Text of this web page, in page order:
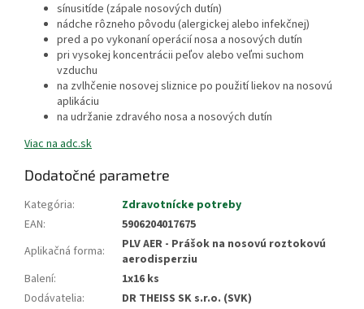
sínusitíde (zápale nosových dutín)
nádche rôzneho pôvodu (alergickej alebo infekčnej)
pred a po vykonaní operácií nosa a nosových dutín
pri vysokej koncentrácii peľov alebo veľmi suchom
vzduchu
na zvlhčenie nosovej sliznice po použití liekov na nosovú
aplikáciu
na udržanie zdravého nosa a nosových dutín
Viac na adc.sk
Dodatočné parametre
Kategória:
Zdravotnícke potreby
EAN:
5906204017675
Aplikačná forma:
PLV AER - Prášok na nosovú roztokovú
aerodisperziu
Balení:
1x16 ks
Dodávatelia:
DR THEISS SK s.r.o. (SVK)